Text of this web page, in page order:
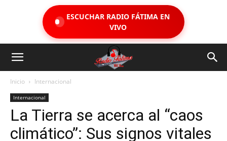
ESCUCHAR RADIO FÁTIMA EN
VIVO
Inicio Internacional
Internacional
La Tierra se acerca al “caos
climático”: Sus signos vitales